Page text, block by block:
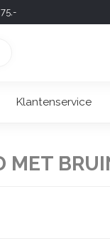
Klantenservice
MET